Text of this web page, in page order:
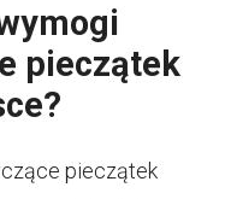
pieczątek
pieczątek